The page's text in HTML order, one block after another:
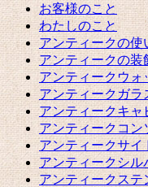
お客様のこと
わたしのこと
アンティークの使
アンティークの装
アンティークウォ
アンティークガラ
アンティークキャ
アンティークコン
アンティークサイ
アンティークシル
アンティークステ